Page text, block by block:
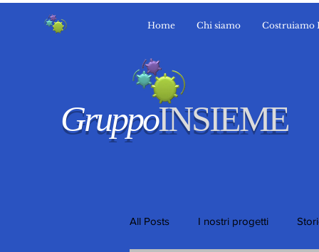
GruppoINSIEME
Home Chi siamo Costruiamo
All Posts I nostri progetti